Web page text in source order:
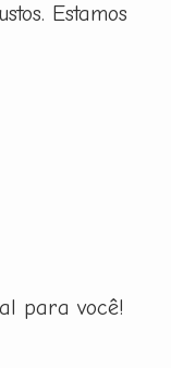
Estamos
para você!